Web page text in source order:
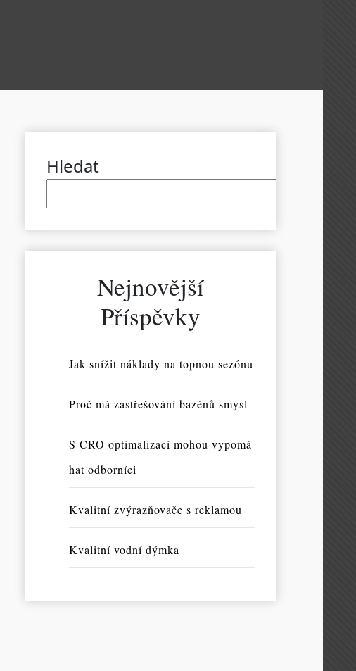
Hledat
Nejnovější
Příspěvky
Jak snížit náklady na topnou sezónu
Proč má zastřešování bazénů smysl
S CRO optimalizací mohou vypomá
hat odborníci
Kvalitní zvýrazňovače s reklamou
Kvalitní vodní dýmka